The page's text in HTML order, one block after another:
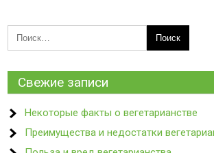
Свежие записи
Некоторые факты о вегетарианстве
Преимущества и недостатки